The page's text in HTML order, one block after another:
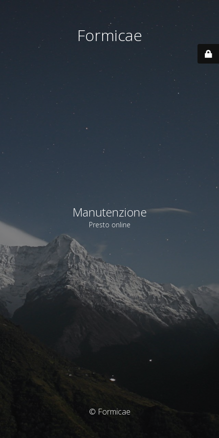
Formicae
Manutenzione
Presto online
© Formicae